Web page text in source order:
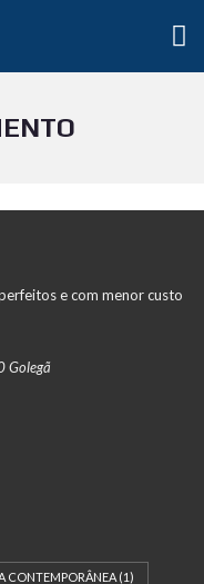
e com menor custo
Golegã
CONTEMPORÂNEA (1)